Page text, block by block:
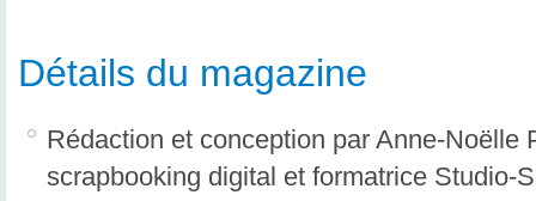
Détails du magazine
Rédaction et conception par Anne-Noëlle
scrapbooking digital et formatrice Studio-